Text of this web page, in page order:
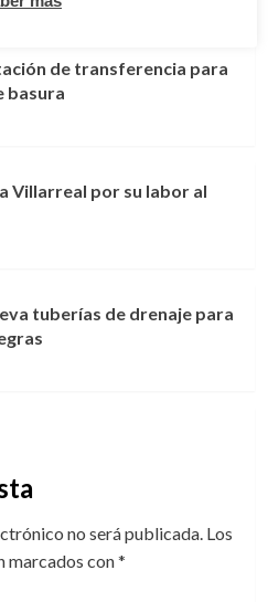
de transferencia para
basura
Villarreal por su labor al
tuberías de drenaje para
no será publicada. Los
marcados con*